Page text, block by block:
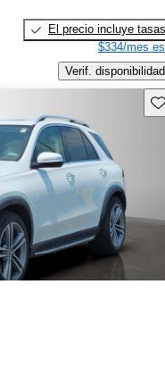
El precio incluye tasas
$334/mes
Verif. disponibilidad